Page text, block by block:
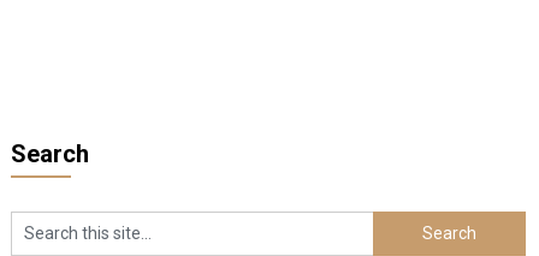
Search